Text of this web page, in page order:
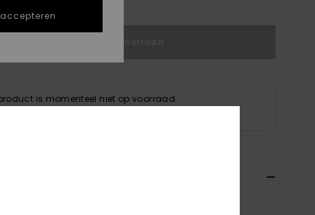
is momenteel niet op voorraad.